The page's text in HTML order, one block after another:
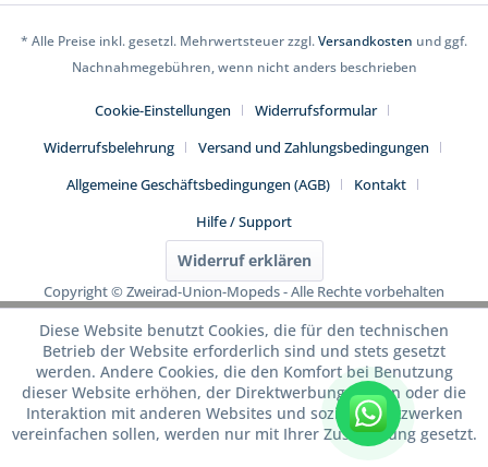
* Alle Preise inkl. gesetzl. Mehrwertsteuer zzgl.Versandkosten und ggf.
Nachnahmegebühren, wenn nicht anders beschrieben
Cookie-Einstellungen
Widerrufsformular
Widerrufsbelehrung
Versand und Zahlungsbedingungen
Allgemeine Geschäftsbedingungen (AGB)
Kontakt
Hilfe / Support
Widerruf erklären
Copyright © Zweirad-Union-Mopeds - Alle Rechte vorbehalten
WhatsApp
Diese Website benutzt Cookies, die für den technischen
Betrieb der Website erforderlich sind und stets gesetzt
werden. Andere Cookies, die den Komfort bei Benutzung
dieser Website erhöhen, der Direktwerbung dienen oder die
Interaktion mit anderen Websites und sozialen Netzwerken
vereinfachen sollen, werden nur mit Ihrer Zustimmung gesetzt.